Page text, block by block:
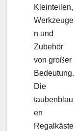
Kleinteilen,
Werkzeuge
n und
Zubehör
von großer
Bedeutung.
Die
taubenblau
en
Regalkäste